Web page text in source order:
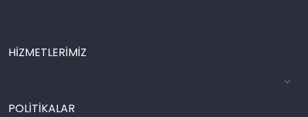
HİZMETLERİMİZ
POLİTİKALAR